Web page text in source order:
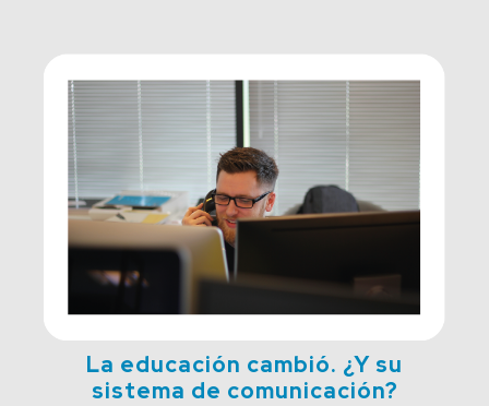
La educación cambió. ¿Y su
sistema de comunicación?